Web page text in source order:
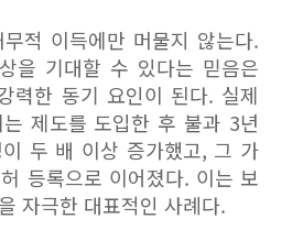
적 이득에만 머물지 않는다.
을 기대할 수 있다는 믿음은
력한 동기 요인이 된다. 실제
제도를 도입한 후 불과 3년
두 배 이상 증가했고, 그 가
등록으로 이어졌다. 이는 보
자극한 대표적인 사례다.